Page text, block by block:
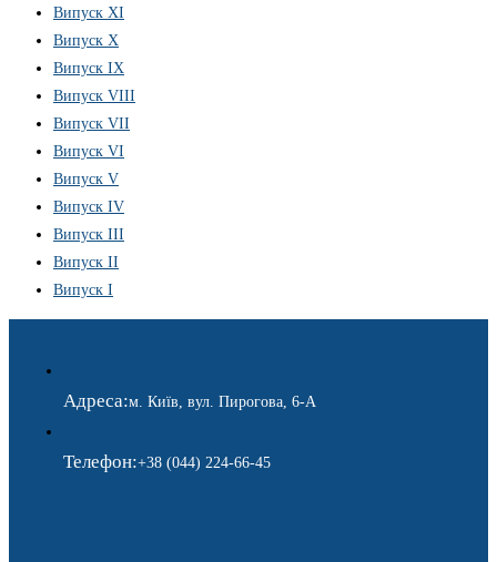
Випуск XI
Випуск X
Випуск IX
Випуск VIII
Випуск VII
Випуск VI
Випуск V
Випуск IV
Випуск III
Випуск II
Випуск I
Адреса:м. Київ, вул. Пирогова, 6-А
Телефон:+38 (044) 224-66-45